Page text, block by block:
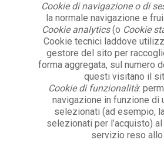
Cookie di navigazione o di
la normale navigazione e
Cookie analytics(o Cookie
Cookie tecnici laddove
gestore del sito per
forma aggregata, sul numero
questi visitano il
Cookie di funzionalità:
navigazione in funzione di
selezionati (ad esempio,
selezionati per l’acquisto)
servizio reso